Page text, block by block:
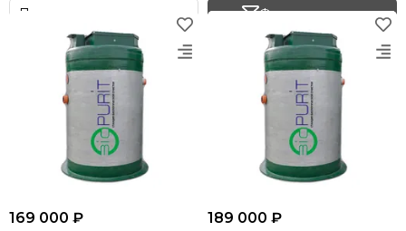
Станции FloTenk
Евробион
Промышленные септики
Комплектующие
Фильтр товаров
169 000 ₽ 189 000 ₽